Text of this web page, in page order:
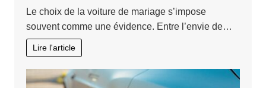
Le choix de la voiture de mariage s’impose
souvent comme une évidence. Entre l’envie de…
Lire l'article